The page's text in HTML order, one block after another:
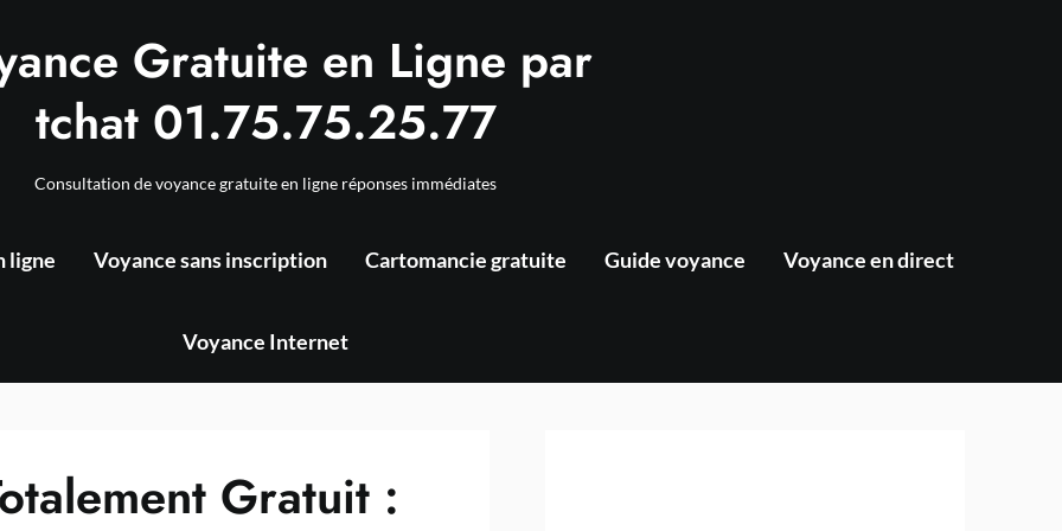
Gratuite en Ligne par
tchat 01.75.75.25.77
Consultation de voyance gratuite en ligne réponses immédiates
ligne Voyance sans inscription Cartomancie gratuite Guide voyance Voyance en direct
Voyance Internet
Gratuit :